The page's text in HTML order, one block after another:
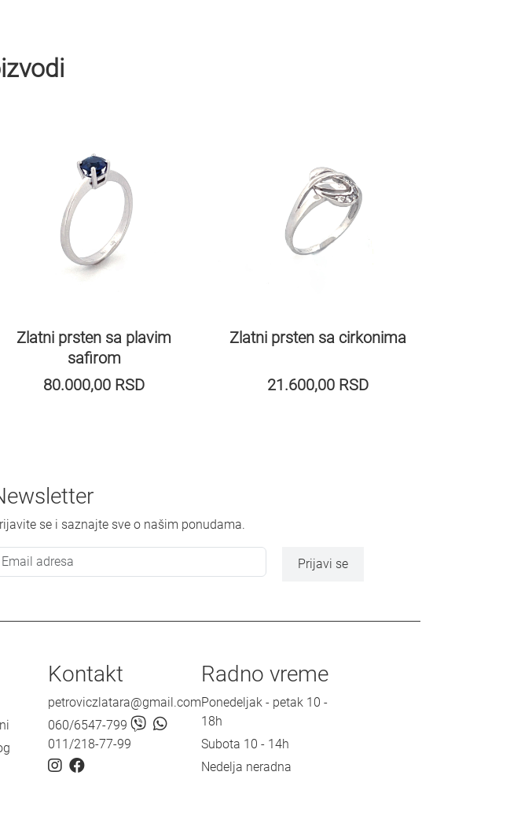
Zlatni prsten sa plavim
safirom
80.000,00 RSD
Zlatni prsten sa cirkonima
21.600,00 RSD
se i saznajte sve o našim ponudama.
Prijavi se
Kontakt
petroviczlatara@gmail.com
060/6547-799
011/218-77-99
Radno vreme
Ponedeljak - petak 10 -
18h
Subota 10 - 14h
Nedelja neradna